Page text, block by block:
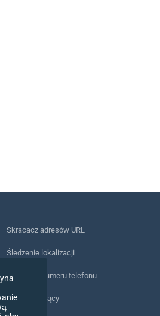
Skracacz adresów URL
Śledzenie lokalizacji
Śledzenie numeru telefonu
Piksel śledzący